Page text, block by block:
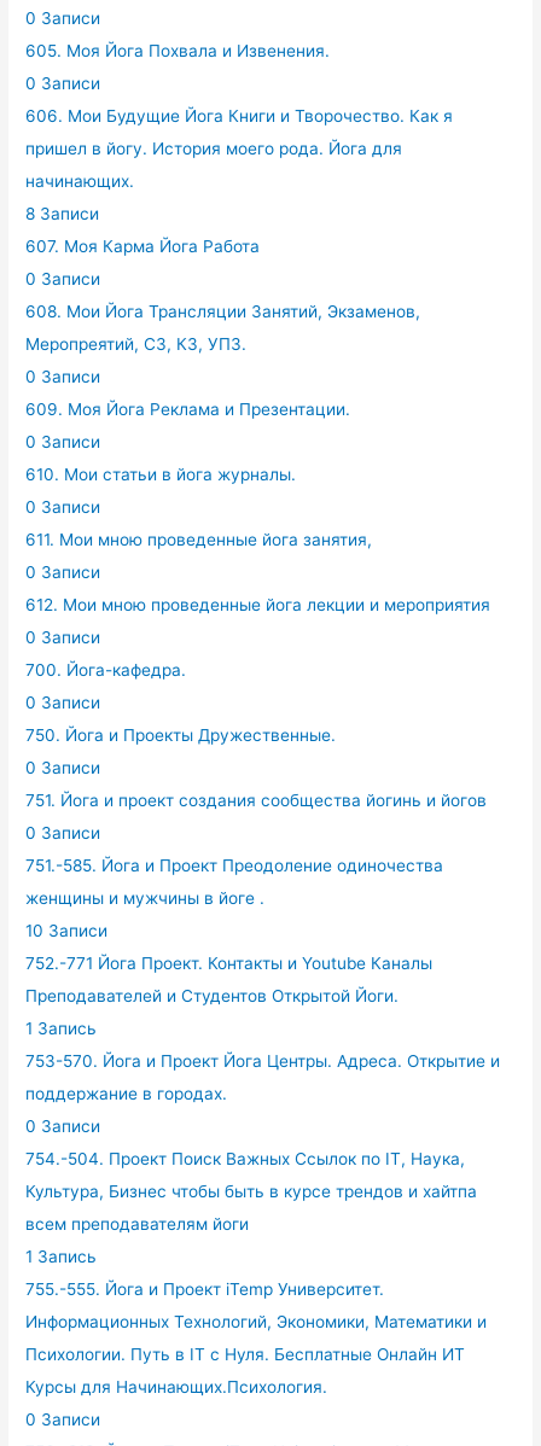
0 Записи
605. Моя Йога Похвала и Извенения.
0 Записи
606. Мои Будущие Йога Книги и Творочество. Как я
пришел в йогу. История моего рода. Йога для
начинающих.
8 Записи
607. Моя Карма Йога Работа
0 Записи
608. Мои Йога Трансляции Занятий, Экзаменов,
Меропреятий, СЗ, КЗ, УПЗ.
0 Записи
609. Моя Йога Реклама и Презентации.
0 Записи
610. Мои статьи в йога журналы.
0 Записи
611. Мои мною проведенные йога занятия,
0 Записи
612. Мои мною проведенные йога лекции и мероприятия
0 Записи
700. Йога-кафедра.
0 Записи
750. Йога и Проекты Дружественные.
0 Записи
751. Йога и проект создания сообщества йогинь и йогов
0 Записи
751.-585. Йога и Проект Преодоление одиночества
женщины и мужчины в йоге .
10 Записи
752.-771 Йога Проект. Контакты и Youtube Каналы
Преподавателей и Студентов Открытой Йоги.
1 Запись
753-570. Йога и Проект Йога Центры. Адреса. Открытие и
поддержание в городах.
0 Записи
754.-504. Проект Поиск Важных Ссылок по IT, Наука,
Культура, Бизнес чтобы быть в курсе трендов и хайтпа
всем преподавателям йоги
1 Запись
755.-555. Йога и Проект iTemp Университет.
Информационных Технологий, Экономики, Математики и
Психологии. Путь в IT с Нуля. Бесплатные Онлайн ИТ
Курсы для Начинающих.Психология.
0 Записи